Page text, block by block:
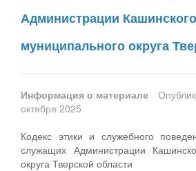
Администрации Кашинского
муниципального округа
Информация о материале
октября 2025
Кодекс этики и служебного
служащих Администрации
округа Тверской области